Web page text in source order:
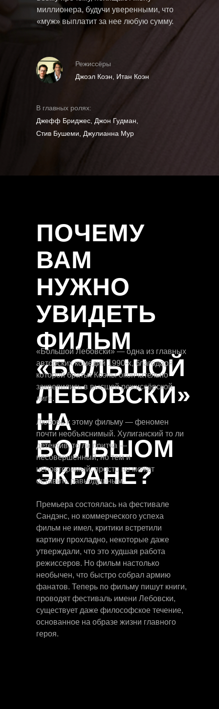
В главных ролях:
Джефф Бриджес, Джон Гудман,
Стив Бушеми, Джулианна Мур
Режиссёры
Джоэл Коэн, Итан Коэн
миллионера, будучи уверенными, что
«муж» выплатит за нее любую сумму.
ПОЧЕМУ
ВАМ
НУЖНО
УВИДЕТЬ
ФИЛЬМ
«БОЛЬШОЙ
ЛЕБОВСКИ»
НА
БОЛЬШОМ
ЭКРАНЕ?
«Большой Лебовски» — одна из главных
авторских комедий 1990-х, благодаря
которой братья Коэны окончательно
закрепились в высшей режиссёрской
лиге.
Любовь к этому фильму — феномен
почти необъяснимый. Хулиганский то ли
детектив, то ли притча —
несовершенный, но тем и
неповторимый, просто не может
оставить равнодушным.
Премьера состоялась на фестивале
Сандэнс, но коммерческого успеха
фильм не имел, критики встретили
картину прохладно, некоторые даже
утверждали, что это худшая работа
режиссеров. Но фильм настолько
необычен, что быстро собрал армию
фанатов. Теперь по фильму пишут книги,
проводят фестиваль имени Лебовски,
существует даже философское течение,
основанное на образе жизни главного
героя.